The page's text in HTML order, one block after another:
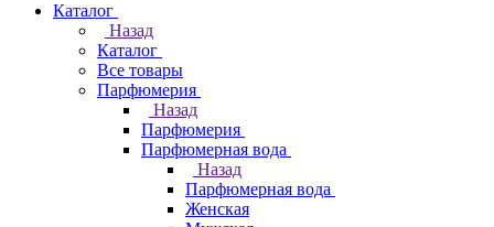
Каталог
Назад
Каталог
Все товары
Парфюмерия
Назад
Парфюмерия
Парфюмерная вода
Назад
Парфюмерная вода
Женская